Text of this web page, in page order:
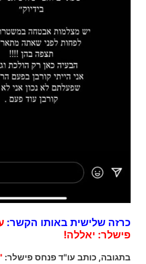
כרזה שלישית באותו הקשר:
פישלר: יאללה!
בתגובה, כותב עו"ד פנחס פישלר: